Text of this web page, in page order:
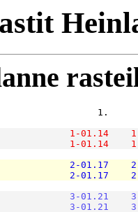
1.
Lehto
1-01.14
1-01.14
2-01.17
2-01.17
3-01.21
3-01.21